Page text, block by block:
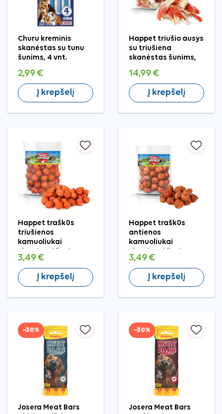
Churu kreminis
skanėstas su tunu
šunims, 4 vnt.
2,99 €
Į krepšelį
Happet triušio ausys
su triušiena
skanėstas šunims,
14,99 €
Į krepšelį
Happet traškūs
triušienos
kamuoliukai
100 g
3,49 €
Į krepšelį
Happet traškūs
antienos
kamuoliukai
100 g
3,49 €
Į krepšelį
−30%
Josera Meat Bars
−30%
Josera Meat Bars